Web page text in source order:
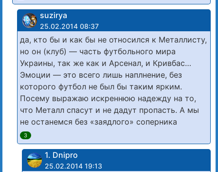
suzirya
25.02.2014 08:37
да, кто бы и как бы не относился к Металлисту,
но он (клуб) — часть футбольного мира
Украины, так же как и Арсенал, и Кривбас…
Эмоции — это всего лишь наплнение, без
которого футбол не был бы таким ярким.
Посему выражаю искреннюю надежду на то,
что Металл спасут и не дадут пропасть. А мы
не останемся без «заядлого» соперника
3
1. Dnipro
25.02.2014 19:13